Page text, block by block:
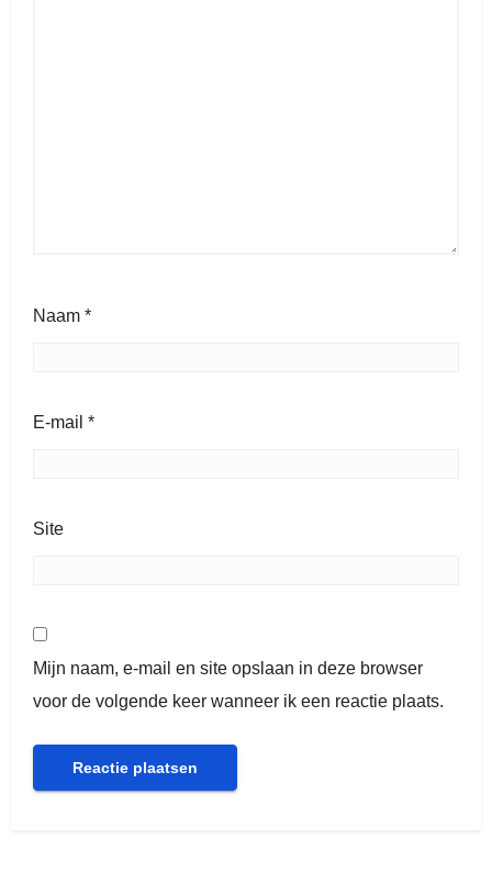
Naam *
E-mail *
Site
Mijn naam, e-mail en site opslaan in deze browser
voor de volgende keer wanneer ik een reactie plaats.